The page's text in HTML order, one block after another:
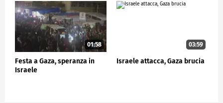
01:58
Festa a Gaza, speranza in
Israele
03:59
Israele attacca, Gaza brucia